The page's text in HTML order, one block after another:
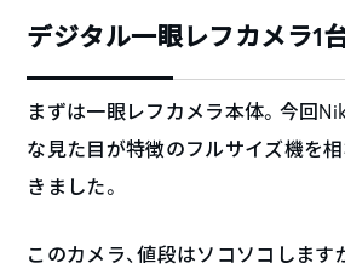
デジタル一眼レフカメラ1
まずは一眼レフカメラ本体。今回
な見た目が特徴のフルサイズ機を
きました。
このカメラ、値段はソコソコします